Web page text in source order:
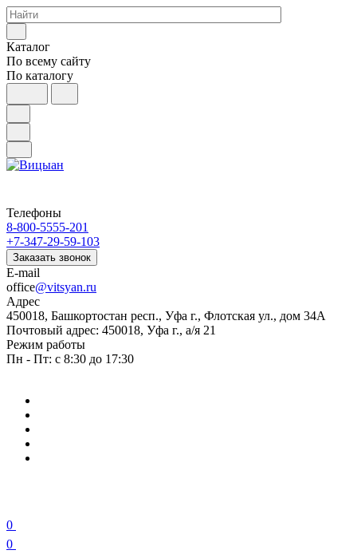
Каталог
По всему сайту
По каталогу
Телефоны
8-800-5555-201
+7-347-29-59-103
Заказать звонок
E-mail
office@vitsyan.ru
Адрес
450018, Башкортостан респ., Уфа г., Флотская ул., дом 34А
Почтовый адрес: 450018, Уфа г., а/я 21
Режим работы
Пн - Пт: с 8:30 до 17:30
0
0